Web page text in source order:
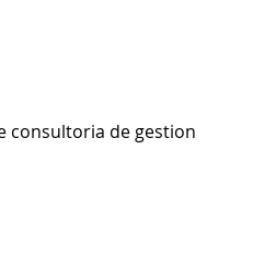
consultoria de gestion